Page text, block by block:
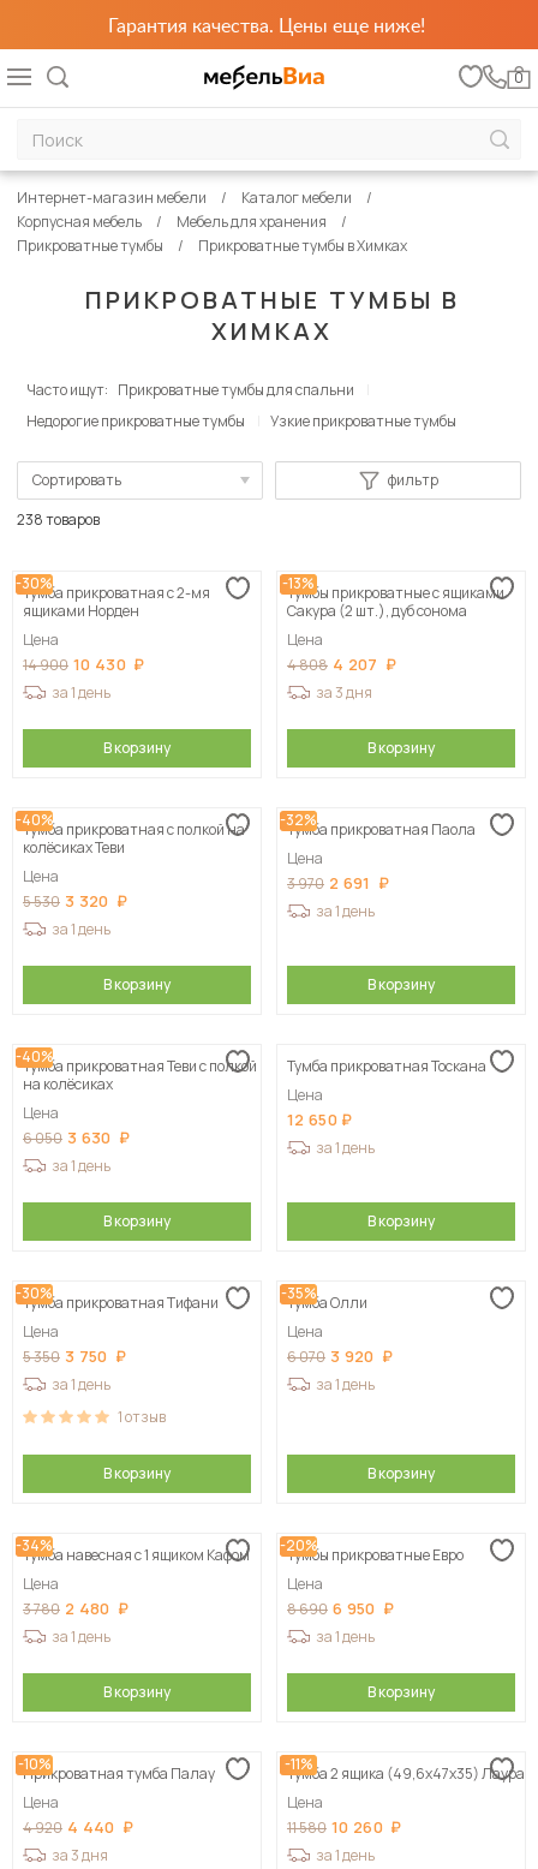
Гарантия качества. Цены еще ниже!
0
ПРИКРОВАТНЫЕ ТУМБЫ В
ХИМКАХ
Интернет-магазин мебели
Каталог мебели
Корпусная мебель
Мебель для хранения
Прикроватные тумбы
Прикроватные тумбы в Химках
Часто ищут: Прикроватные тумбы для спальни
Недорогие прикроватные тумбы
Узкие прикроватные тумбы
Сортировать
Сначала дорогие
фильтр
238 товаров
-30%
Тумба прикроватная с 2-мя
ящиками Норден
Цена
14 900 10 430
за 1 день
В корзину
-13%
Тумбы прикроватные с ящиками
Сакура (2 шт.), дуб сонома
Цена
4 808 4 207
за 3 дня
В корзину
-40%
Тумба прикроватная с полкой на
колёсиках Теви
Цена
5 530 3 320
за 1 день
В корзину
-32%
Тумба прикроватная Паола
Цена
3 970 2 691
за 1 день
В корзину
-40%
Тумба прикроватная Теви с полкой
на колёсиках
Цена
6 050 3 630
за 1 день
В корзину
Тумба прикроватная Тоскана
Цена
12 650
за 1 день
В корзину
-30%
Тумба прикроватная Тифани
Цена
5 350 3 750
за 1 день
1отзыв
В корзину
-35%
Тумба Олли
Цена
6 070 3 920
за 1 день
В корзину
-34%
Тумба навесная с 1 ящиком Кафом
Цена
3 780 2 480
за 1 день
В корзину
-20%
Тумбы прикроватные Евро
Цена
8 690 6 950
за 1 день
В корзину
-10%
Прикроватная тумба Палау
Цена
4 920 4 440
за 3 дня
-11%
Тумба 2 ящика (49,6х47х35) Лаура
Цена
11 580 10 260
за 1 день